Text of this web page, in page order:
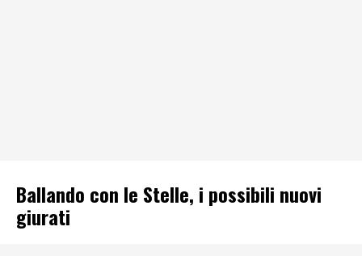
Ballando con le Stelle, i possibili nuovi
giurati